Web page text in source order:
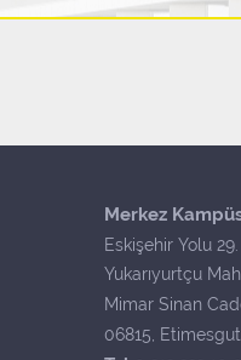
Merkez
Eskişehir Yolu 29.
Yukarıyurtçu
Mimar Sinan
06815,